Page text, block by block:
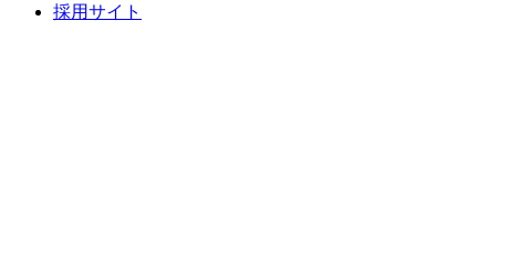
採用サイト